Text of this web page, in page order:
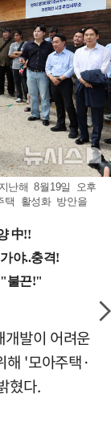
난해 8월19일 오후
택 활성화 방안을
발이 어려운
해 '모아주택·
혔다.